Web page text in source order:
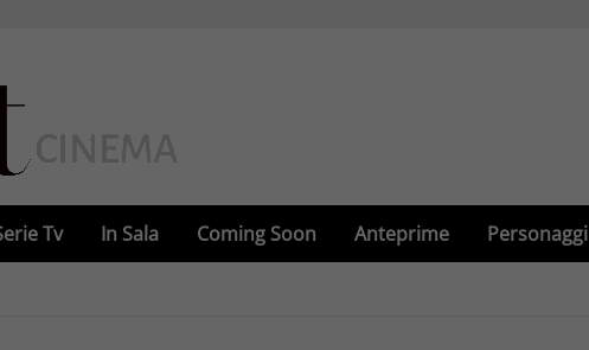
Tv In Sala Coming Soon Anteprime Personaggi